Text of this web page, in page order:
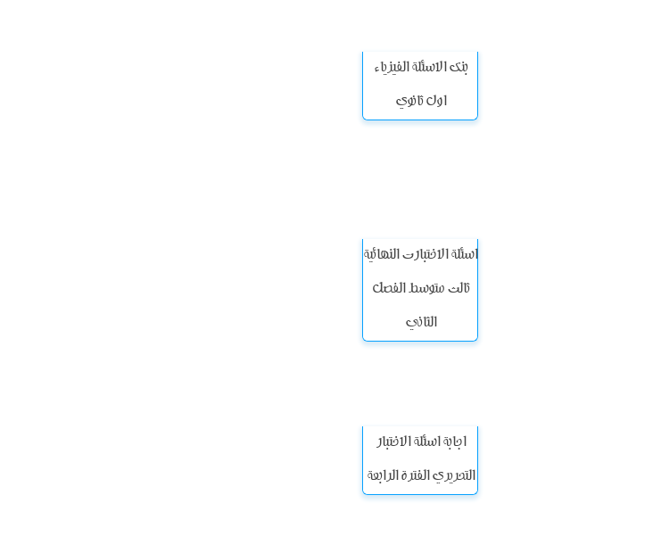
بنك الاسئلة الفيزياء
اول ثانوي
اسئلة الاختبارت النهائية
ثالث متوسط الفصل
الثاني
اجابة اسئلة الاختبار
التحريري الفترة الرابعة